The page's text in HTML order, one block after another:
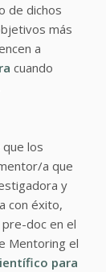
de dichos
más
a
cuando
los
a que
y
con éxito,
doc en el
Mentoring el
para